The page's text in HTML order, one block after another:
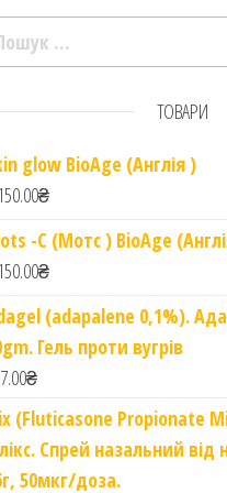
ТОВАРИ
glow BioAge (Англія )
₴
-C (Мотс ) BioAge
₴
(adapalene 0,1%).
Гель проти вугрів
₴
(Fluticasone Propionate
Спрей назальний від
50мкг/доза.